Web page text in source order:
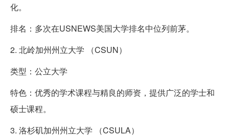
化。
排名：多次在USNEWS美国大学排名中位列前茅。
2. 北岭加州州立大学 （CSUN）
类型：公立大学
特色：优秀的学术课程与精良的师资，提供广泛的学士和
硕士课程。
3. 洛杉矶加州州立大学 （CSULA）